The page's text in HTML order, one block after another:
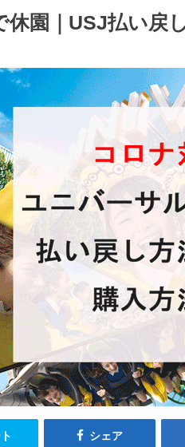
休園｜USJ払い戻
シェア